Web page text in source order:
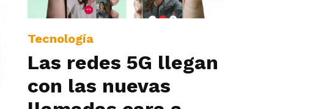
Tecnología
Las redes 5G llegan
con las nuevas